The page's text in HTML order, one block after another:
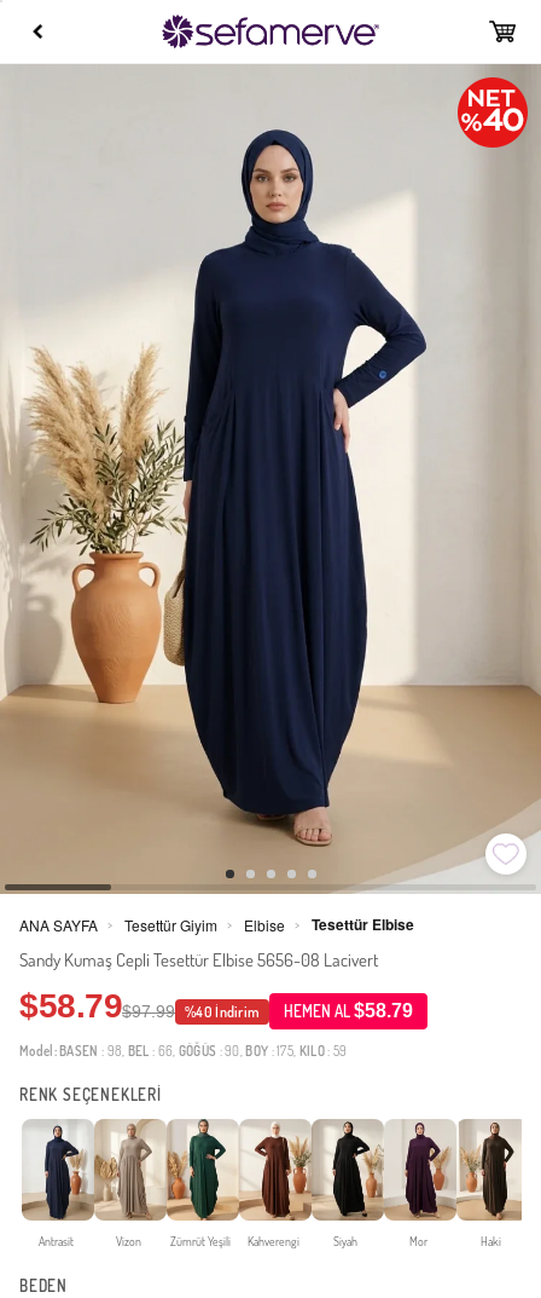
ANA SAYFA > Tesettür Giyim > Elbise > Tesettür Elbise
Sandy Kumaş Cepli Tesettür Elbise 5656-08 Lacivert
$58.79$97.99 %40 İndirim HEMEN AL$58.79
Model: BASEN : 98, BEL : 66, GÖĞÜS : 90, BOY : 175, KILO: 59
RENK SEÇENEKLERİ
Antrasit Vizon Zümrüt Yeşili Kahverengi Siyah Mor Haki
BEDEN